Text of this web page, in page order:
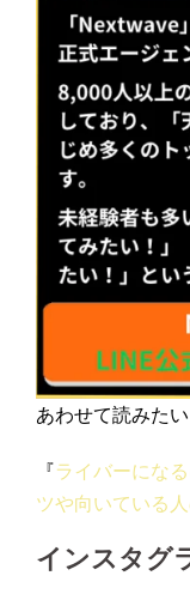
あわせて読みたい
『ライバーにな
ツや向いている
インスタグ